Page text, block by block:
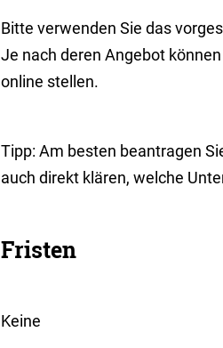
Bitte verwenden Sie das
Je nach deren Angebot
online stellen.
Tipp: Am besten beantragen
auch direkt klären, welche
Fristen
Keine